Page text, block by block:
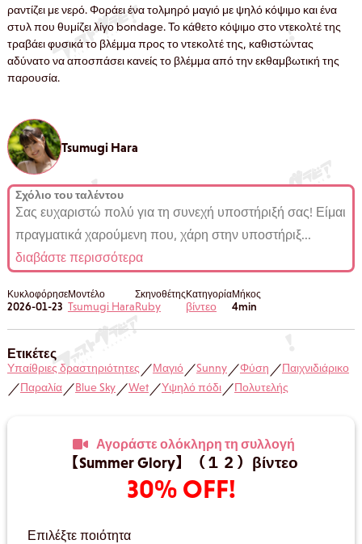
ραντίζει με νερό. Φοράει ένα τολμηρό μαγιό με ψηλό κόψιμο και ένα
στυλ που θυμίζει λίγο bondage. Το κάθετο κόψιμο στο ντεκολτέ της
τραβάει φυσικά το βλέμμα προς το ντεκολτέ της, καθιστώντας
αδύνατο να αποσπάσει κανείς το βλέμμα από την εκθαμβωτική της
παρουσία.
Tsumugi Hara
Σχόλιο του ταλέντου
Σας ευχαριστώ πολύ για τη συνεχή υποστήριξή σας! Είμαι
πραγματικά χαρούμενη που, χάρη στην υποστήριξ...
διαβάστε περισσότερα
Κυκλοφόρησε
2026-01-23
Μοντέλο
Tsumugi Hara
Σκηνοθέτης
Ruby
Κατηγορία
βίντεο
Μήκος
4min
Ετικέτες
Υπαίθριες δραστηριότητες／Μαγιό／Sunny／Φύση ／Παιχνιδιάρικο
／Παραλία／Blue Sky／Wet／Υψηλό πόδι／Πολυτελής
Αγοράστε ολόκληρη τη συλλογή
【Summer Glory】（１２）βίντεο
30% OFF!
Επιλέξτε ποιότητα